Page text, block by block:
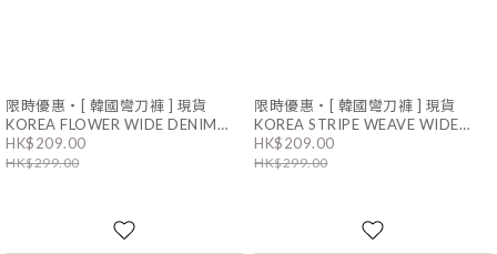
限時優惠・[ 韓國彎刀褲 ] 現貨
KOREA FLOWER WIDE DENIM
PANTS｜男女同款
HK$209.00
HK$299.00
限時優惠・[ 韓國彎刀褲 ] 現貨
KOREA STRIPE WEAVE WIDE
DENIM PANTS｜男女同款
HK$209.00
HK$299.00